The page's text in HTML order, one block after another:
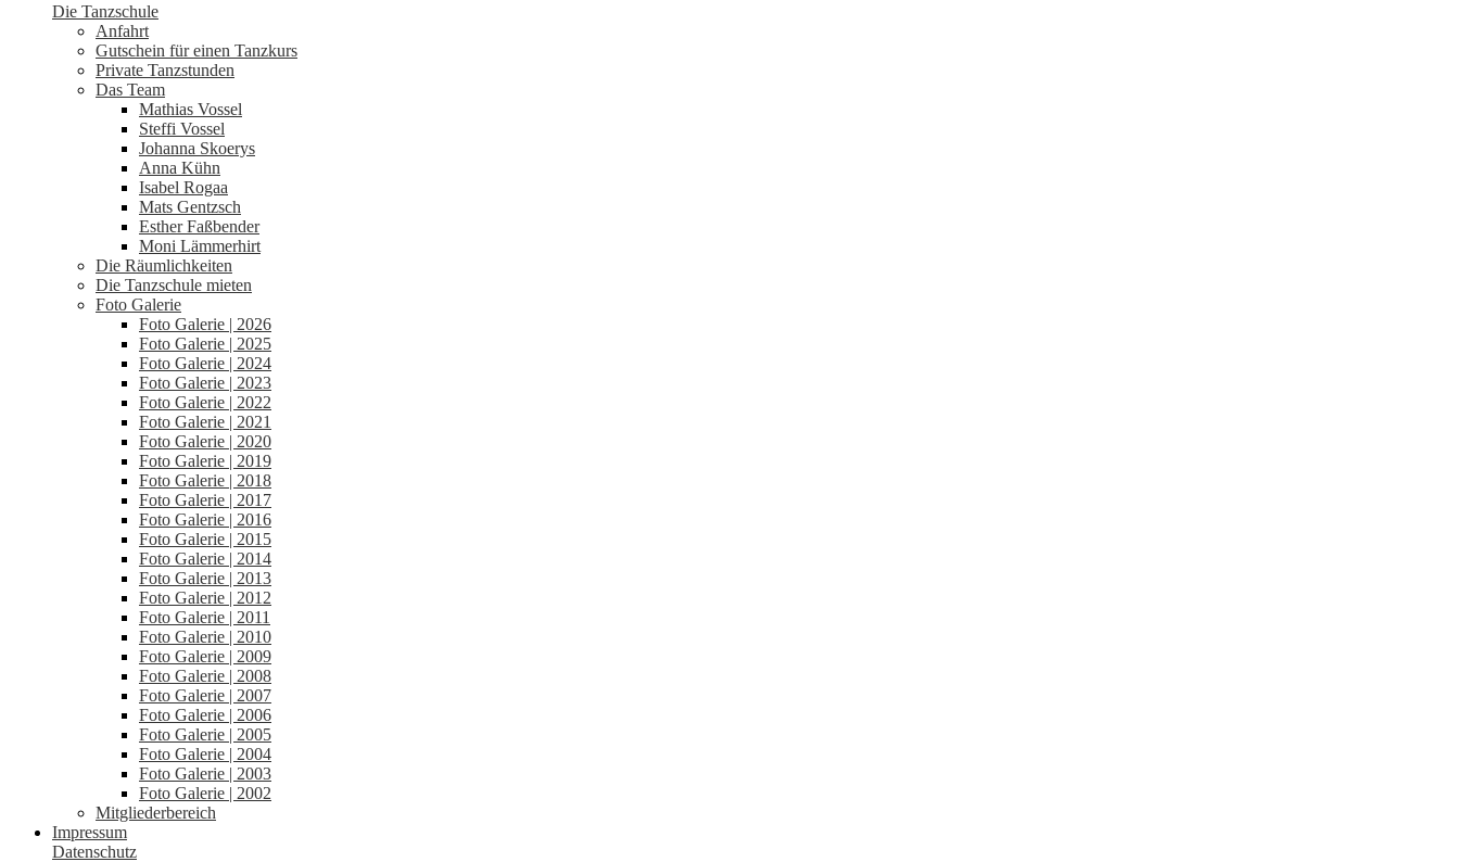
Die Tanzschule
Anfahrt
Gutschein für einen Tanzkurs
Private Tanzstunden
Das Team
Mathias Vossel
Steffi Vossel
Johanna Skoerys
Anna Kühn
Isabel Rogaa
Mats Gentzsch
Esther Faßbender
Moni Lämmerhirt
Die Räumlichkeiten
Die Tanzschule mieten
Foto Galerie
Foto Galerie | 2026
Foto Galerie | 2025
Foto Galerie | 2024
Foto Galerie | 2023
Foto Galerie | 2022
Foto Galerie | 2021
Foto Galerie | 2020
Foto Galerie | 2019
Foto Galerie | 2018
Foto Galerie | 2017
Foto Galerie | 2016
Foto Galerie | 2015
Foto Galerie | 2014
Foto Galerie | 2013
Foto Galerie | 2012
Foto Galerie | 2011
Foto Galerie | 2010
Foto Galerie | 2009
Foto Galerie | 2008
Foto Galerie | 2007
Foto Galerie | 2006
Foto Galerie | 2005
Foto Galerie | 2004
Foto Galerie | 2003
Foto Galerie | 2002
Mitgliederbereich
Impressum
Datenschutz